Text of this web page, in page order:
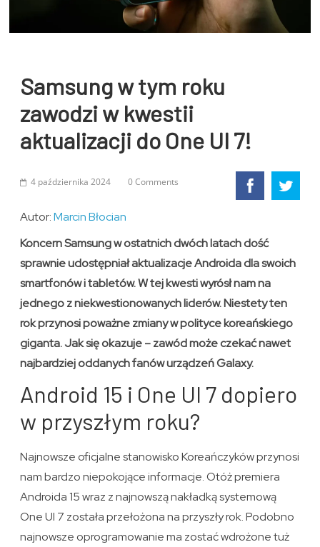
Samsung w tym roku
zawodzi w kwestii
aktualizacji do One UI 7!
4 października 2024 0 Comments
Autor:Marcin Błocian
Koncern Samsung w ostatnich dwóch latach dość
sprawnie udostępniał aktualizacje Androida dla swoich
smartfonów i tabletów. W tej kwesti wyrósł nam na
jednego z niekwestionowanych liderów. Niestety ten
rok przynosi poważne zmiany w polityce koreańskiego
giganta. Jak się okazuje – zawód może czekać nawet
najbardziej oddanych fanów urządzeń Galaxy.
Android 15 i One UI 7 dopiero
w przyszłym roku?
Najnowsze oficjalne stanowisko Koreańczyków przynosi
nam bardzo niepokojące informacje. Otóż premiera
Androida 15 wraz z najnowszą nakładką systemową
One UI 7 została przełożona na przyszły rok. Podobno
najnowsze oprogramowanie ma zostać wdrożone tuż